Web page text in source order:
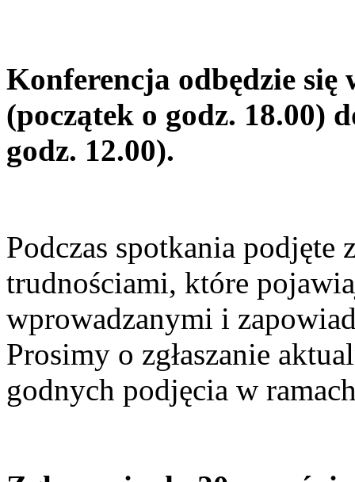
Konferencja odbędzie się
(początek o godz. 18.00)
godz. 12.00).
Podczas spotkania podjęte
trudnościami, które
wprowadzanymi i
Prosimy o zgłaszanie
godnych podjęcia w